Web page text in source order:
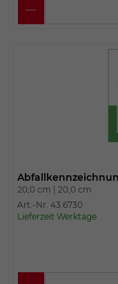
20,0 cm | 20,0 cm
Art.-Nr. 43.6730
Lieferzeit Werktage